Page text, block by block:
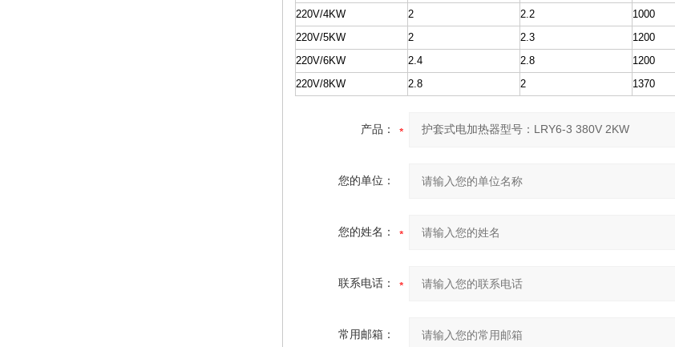
220V/4KW
2 2.2 1000
220V/5KW
2 2.3 1200
220V/6KW
2.4 2.8 1200
220V/8KW
2.8 2 1370
产品：
您的单位：
您的姓名：
联系电话：
常用邮箱：